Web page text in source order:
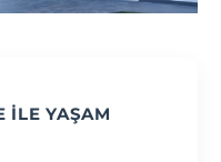
ILE YAŞAM